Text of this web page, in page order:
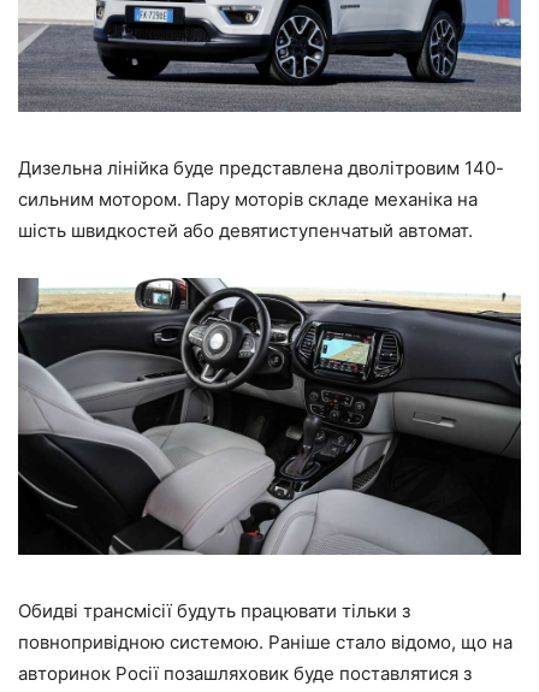
Дизельна лінійка буде представлена дволітровим 140-
сильним мотором. Пару моторів складе механіка на
шість швидкостей або девятиступенчатый автомат.
Обидві трансмісії будуть працювати тільки з
повнопривідною системою. Раніше стало відомо, що на
авторинок Росії позашляховик буде поставлятися з